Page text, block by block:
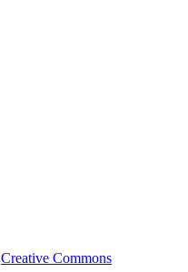
Creative Commons